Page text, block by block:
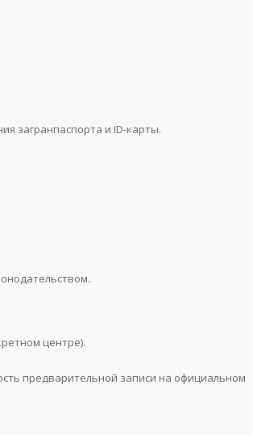
загранпаспорта и ID-карты.
центре).
предварительной записи на официальном